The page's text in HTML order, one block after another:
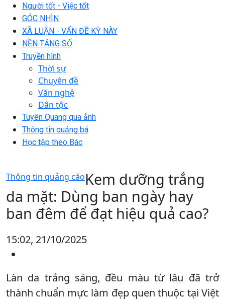
Người tốt - Việc tốt
GÓC NHÌN
XÃ LUẬN - VẤN ĐỀ KỲ NÀY
NỀN TẢNG SỐ
Truyền hình
Thời sự
Chuyên đề
Văn nghệ
Dân tộc
Tuyên Quang qua ảnh
Thông tin quảng bá
Học tập theo Bác
Thông tin quảng cáoKem dưỡng trắng
da mặt: Dùng ban ngày hay
ban đêm để đạt hiệu quả cao?
15:02, 21/10/2025
Làn da trắng sáng, đều màu từ lâu đã trở
thành chuẩn mực làm đẹp quen thuộc tại Việt